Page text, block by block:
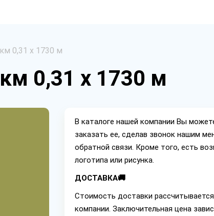
0,31 х 1730 м
0,31 х 1730 м
В каталоге нашей компании Вы
заказать ее, сделав звонок нашим
обратной связи. Кроме того, есть
логотипа или рисунка.
ДОСТАВКА🚚
Стоимость доставки
компании. Заключительная цена